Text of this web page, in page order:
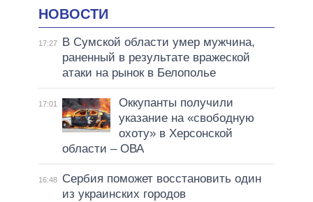
НОВОСТИ
17:27
В Сумской области умер мужчина,
раненный в результате вражеской
атаки на рынок в Белополье
17:01
Оккупанты получили
указание на «свободную
охоту» в Херсонской
области – ОВА
16:48
Сербия поможет восстановить один
из украинских городов